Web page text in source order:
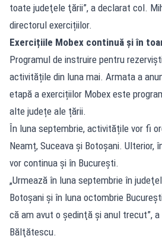
toate judeţele ţării”, a declarat col.
directorul exercițiilor.
Exercițiile Mobex continuă și în
Programul de instruire pentru
activitățile din luna mai. Armata a
etapă a exercițiilor Mobex este
alte județe ale țării.
În luna septembrie, activitățile vor fi
Neamț, Suceava și Botoșani. Ulterior,
vor continua și în București.
„Urmează în luna septembrie în
Botoşani şi în luna octombrie
că am avut o şedinţă şi anul trecut”,
Bălţătescu.